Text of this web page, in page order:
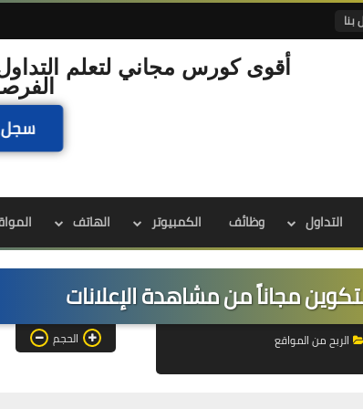
بنا
أقوى كورس مجاني لتعلم
سجل
التداول وظائف الكمبيوتر الهاتف
الربح من المواقع
الحجم